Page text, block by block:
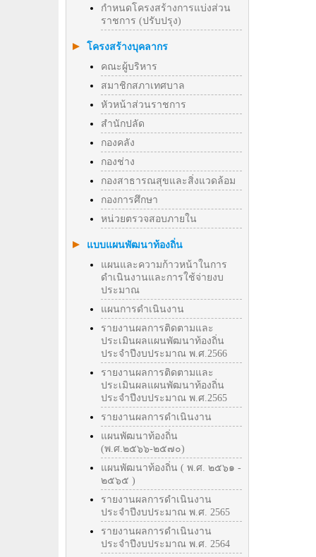
กำหนดโครงสร้างการแบ่งส่วน
ราชการ (ปรับปรุง)
โครงสร้างบุคลากร
คณะผู้บริหาร
สมาชิกสภาเทศบาล
หัวหน้าส่วนราชการ
สำนักปลัด
กองคลัง
กองช่าง
กองสาธารณสุขและสิ่งแวดล้อม
กองการศึกษา
หน่วยตรวจสอบภายใน
แบบแผนพัฒนาท้องถิ่น
แผนและความก้าวหน้าในการ
ดำเนินงานและการใช้จ่ายงบ
ประมาณ
แผนการดำเนินงาน
รายงานผลการติดตามและ
ประเมินผลแผนพัฒนาท้องถิ่น
ประจำปีงบประมาณ พ.ศ.2566
รายงานผลการติดตามและ
ประเมินผลแผนพัฒนาท้องถิ่น
ประจำปีงบประมาณ พ.ศ.2565
รายงานผลการดำเนินงาน
แผนพัฒนาท้องถิ่น
(พ.ศ.๒๕๖๖-๒๕๗๐)
แผนพัฒนาท้องถิ่น ( พ.ศ. ๒๕๖๑ -
๒๕๖๕ )
รายงานผลการดำเนินงาน
ประจำปีงบประมาณ พ.ศ. 2565
รายงานผลการดำเนินงาน
ประจำปีงบประมาณ พ.ศ. 2564